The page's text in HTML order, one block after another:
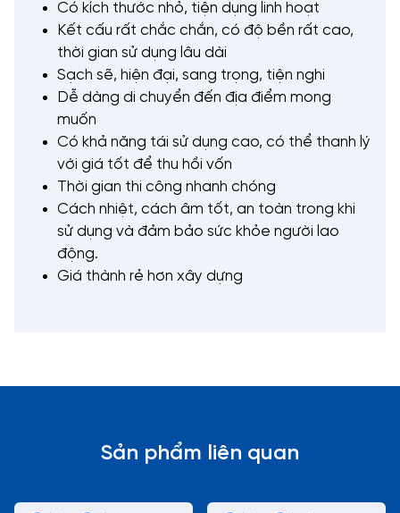
Có kích thước nhỏ, tiện dụng linh hoạt
Kết cấu rất chắc chắn, có độ bền rất cao,
thời gian sử dụng lâu dài
Sạch sẽ, hiện đại, sang trọng, tiện nghi
Dễ dàng di chuyển đến địa điểm mong
muốn
Có khả năng tái sử dụng cao, có thể thanh lý
với giá tốt để thu hồi vốn
Thời gian thi công nhanh chóng
Cách nhiệt, cách âm tốt, an toàn trong khi
sử dụng và đảm bảo sức khỏe người lao
động.
Giá thành rẻ hơn xây dựng
Sản phẩm liên quan